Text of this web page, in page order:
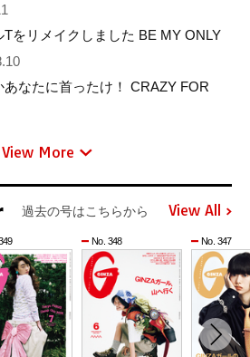
Tをリメイクしました BE MY ONLY
あなたに首ったけ！ CRAZY FOR
View More
過去の号はこちらから View All
No. 348 No. 347